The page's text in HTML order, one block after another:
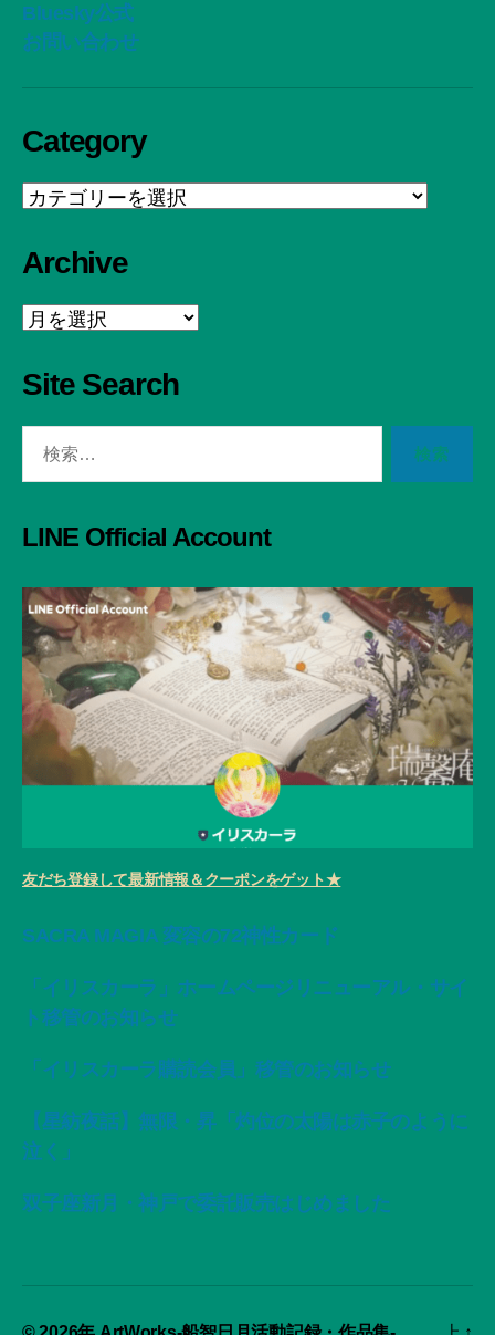
Bluesky公式
お問い合わせ
Category
Category
Archive
Archive
Site Search
LINE Official Account
友だち登録して最新情報＆クーポンをゲット★
SACRA MAGIA 変容の72神性カード
「イリスカーラ」ホームページリニューアル・サイ
ト移管のお知らせ
「イリスカーラ購読会員」移管のお知らせ
【星紡夜話】無限・昇「灼位の太陽は赤子のように
泣く」
双子座新月・神戸で委託販売はじめました